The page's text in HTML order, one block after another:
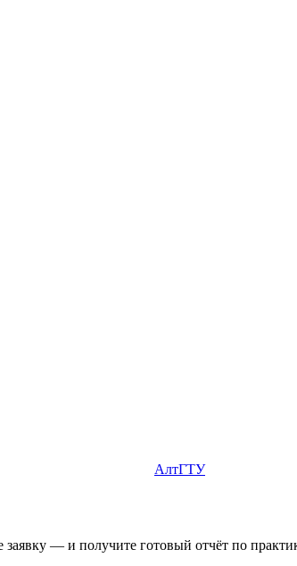
АлтГТУ
— и получите готовый отчёт по